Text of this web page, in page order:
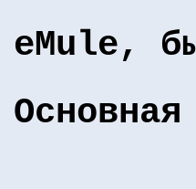
eMule,